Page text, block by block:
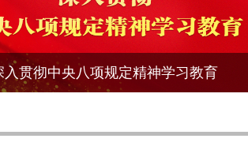
学用新思想 凝聚正能量